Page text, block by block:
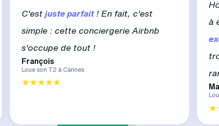
C'est juste parfait! En fait, c'est
simple : cette conciergerie Airbnb
s'occupe de tout !
François
Loue son T2 à Cannes
à